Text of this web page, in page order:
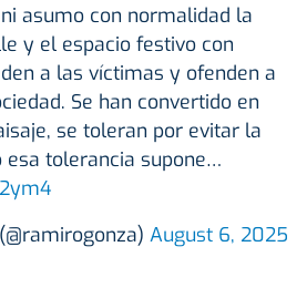
asumo con normalidad la
y el espacio festivo con
a las víctimas y ofenden a
Se han convertido en
se toleran por evitar la
esa tolerancia supone…
August 6, 2025